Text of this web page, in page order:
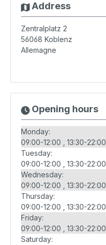
Address
Zentralplatz 2
56068 Koblenz
Allemagne
Opening hours
Monday:
09:00-12:00
13:30-22:00
Tuesday:
09:00-12:00
13:30-22:00
Wednesday:
09:00-12:00
13:30-22:00
Thursday:
09:00-12:00
13:30-22:00
Friday:
09:00-12:00
13:30-22:00
Saturday: